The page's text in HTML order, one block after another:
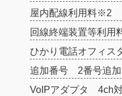
屋内配線利用料※2
回線終端装置等利
ひかり電話オフィ
追加番号 2番号追
VoIPアダプタ 4ch